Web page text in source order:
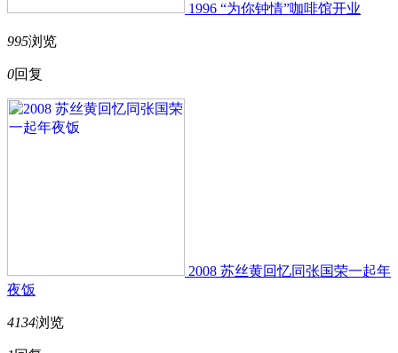
1996 “为你钟情”咖啡馆开业
995浏览
0回复
2008 苏丝黄回忆同张国荣一起年
夜饭
4134浏览